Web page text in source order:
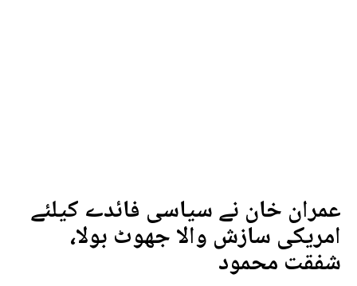
عمران خان نے سیاسی فائدے کیلئے
امریکی سازش والا جھوٹ بولا،
شفقت محمود